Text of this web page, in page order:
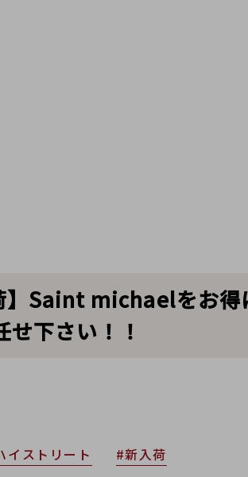
Saint michaelをお得
下さい！！
イストリート #新入荷